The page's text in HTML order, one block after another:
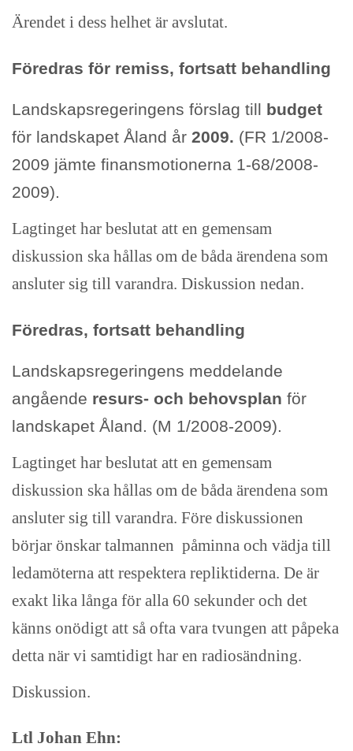
Ärendet i dess helhet är avslutat.
Föredras för remiss, fortsatt behandling
Landskapsregeringens förslag till budget
för landskapet Åland år 2009. (FR 1/2008-
2009 jämte finansmotionerna 1-68/2008-
2009).
Lagtinget har beslutat att en gemensam
diskussion ska hållas om de båda ärendena som
ansluter sig till varandra. Diskussion nedan.
Föredras, fortsatt behandling
Landskapsregeringens meddelande
angående resurs- och behovsplan för
landskapet Åland. (M 1/2008-2009).
Lagtinget har beslutat att en gemensam
diskussion ska hållas om de båda ärendena som
ansluter sig till varandra. Före diskussionen
börjar önskar talmannen påminna och vädja till
ledamöterna att respektera repliktiderna. De är
exakt lika långa för alla 60 sekunder och det
känns onödigt att så ofta vara tvungen att påpeka
detta när vi samtidigt har en radiosändning.
Diskussion.
Ltl Johan Ehn: